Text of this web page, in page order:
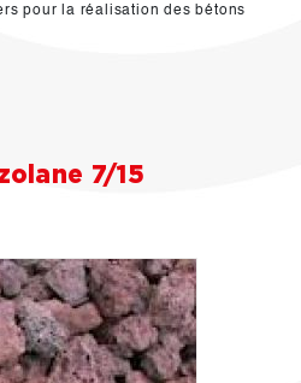
pour la réalisation des bétons
7/15